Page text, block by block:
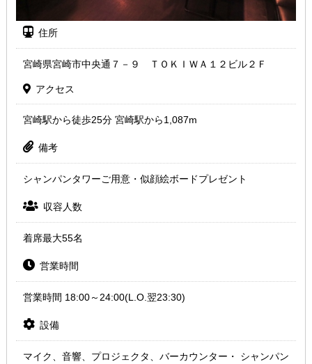
住所
宮崎県宮崎市中央通７－９ ＴＯＫＩＷＡ１２ビル２Ｆ
アクセス
宮崎駅から徒歩25分 宮崎駅から1,087m
備考
シャンパンタワーご用意・似顔絵ボードプレゼント
収容人数
着席最大55名
営業時間
営業時間 18:00～24:00(L.O.翌23:30)
設備
マイク、音響、プロジェクタ、バーカウンター・ シャンパン